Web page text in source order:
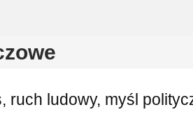
ruch ludowy, myśl